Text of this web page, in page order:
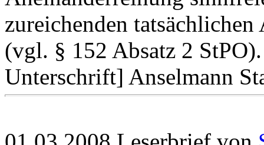
zureichenden
(vgl. § 152 Absatz 2
Unterschrift] Anselmann